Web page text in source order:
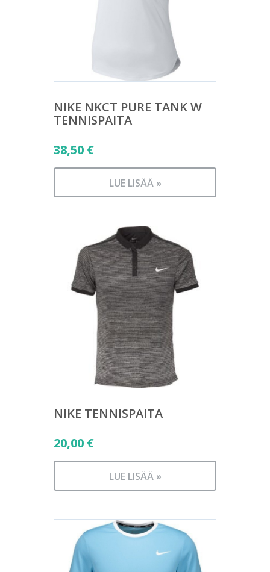
NIKE NKCT PURE TANK W
TENNISPAITA
38,50 €
LUE LISÄÄ »
NIKE TENNISPAITA
20,00 €
LUE LISÄÄ »